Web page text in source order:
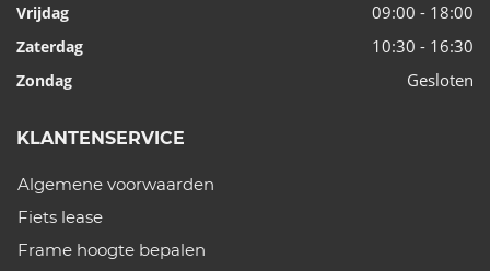
Vrijdag 09:00 - 18:00
Zaterdag 10:30 - 16:30
Zondag Gesloten
KLANTENSERVICE
Algemene voorwaarden
Fiets lease
Frame hoogte bepalen